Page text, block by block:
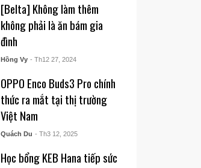
[Belta] Không làm thêm
không phải là ăn bám gia
đình
Hồng Vy - Th12 27, 2024
OPPO Enco Buds3 Pro chính
thức ra mắt tại thị trường
Việt Nam
Quách Du - Th3 12, 2025
Học bổng KEB Hana tiếp sức